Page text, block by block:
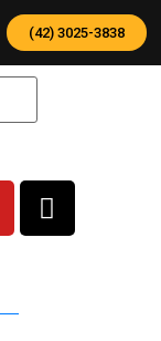
(42) 3025-3838